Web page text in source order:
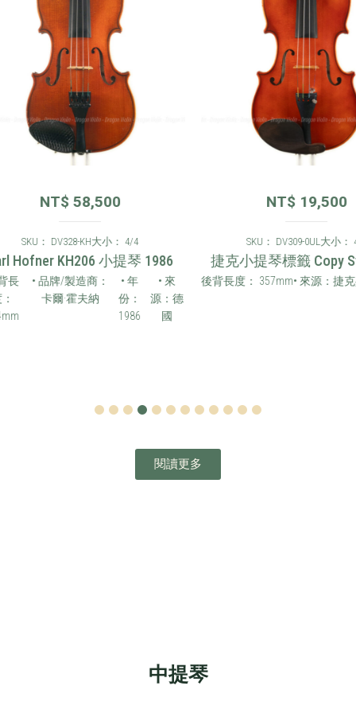
NT$58,500
SKU： DV328-KH大小： 4/4
KH206 小提琴 1986
• 品牌/製造商：
卡爾·霍夫納
• 年
份：
1986
• 來
源：德
NT$19,500
SKU： DV309-0UL大小： 4/4
捷克小提琴標籤 Copy
後背長度： 357mm• 來源：捷克共
4 5 6 7 8 9 101112
閱讀更多
中提琴